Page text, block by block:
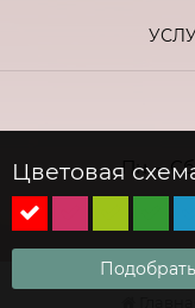
ЦветоваяПн. –